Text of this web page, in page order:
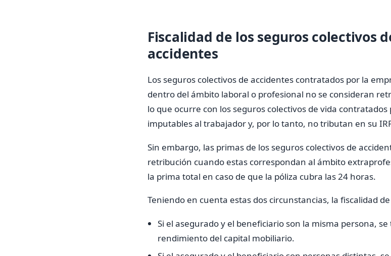
Fiscalidad de los seguros colectivos
accidentes
Los seguros colectivos de accidentes contratados por la
dentro del ámbito laboral o profesional no se consideran
lo que ocurre con los seguros colectivos de vida
imputables al trabajador y, por lo tanto, no tributan en su
Sin embargo, las primas de los seguros colectivos de
retribución cuando estas correspondan al ámbito
la prima total en caso de que la póliza cubra las 24 horas.
Teniendo en cuenta estas dos circunstancias, la fiscalidad
Si el asegurado y el beneficiario son la misma persona,
rendimiento del capital mobiliario.